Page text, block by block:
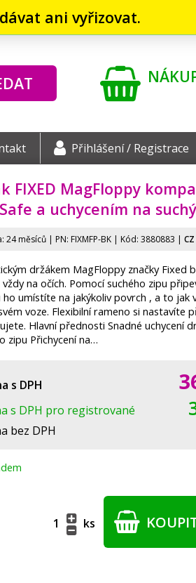
ani vyřizovat.
Přihlášení / Registrace
FIXED MagFloppy
a uchycením na
24 měsíců | PN: FIXMFP-BK| Kód: 3880883 |
držákem MagFloppy značky Fixed
na očích. Pomocí suchého zipu
ho umístíte na jakýkoliv povrch , a to jak
voze. Flexibilní rameno si nastavíte
Hlavní přednosti Snadné uchycení
zipu Přichycení na…
s DPH
s DPH pro registrované
bez DPH
ks